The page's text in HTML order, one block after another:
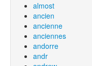
almost
ancien
ancienne
anciennes
andorre
andr